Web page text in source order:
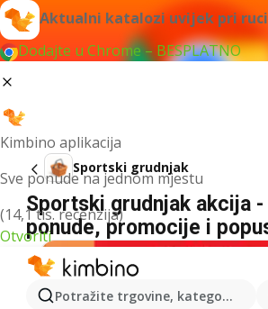
Aktualni katalozi uvijek pri ruci
Dodajte u Chrome – BESPLATNO
Kimbino aplikacija
Sve ponude na jednom mjestu
(14,1 tis. recenzija)
Otvoriti
Potražite trgovine, kategorije,
Sportski grudnjak
Sportski grudnjak akcija
ponude, promocije i